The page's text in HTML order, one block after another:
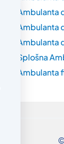
Ambulanta
Ambulanta
Ambulanta
Splošna
Ambulanta